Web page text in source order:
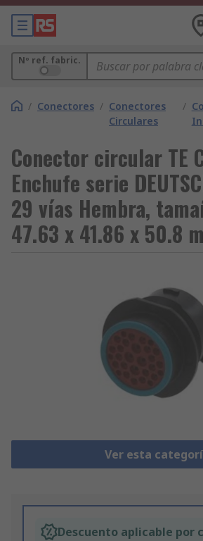
Nº ref. fabric.
/ Conectores / Conectores
Circulares
/
Conector circular TE
Enchufe serie
29 vías Hembra,
47.63 x 41.86 x 50.8
Ver esta
Descuento aplicable por